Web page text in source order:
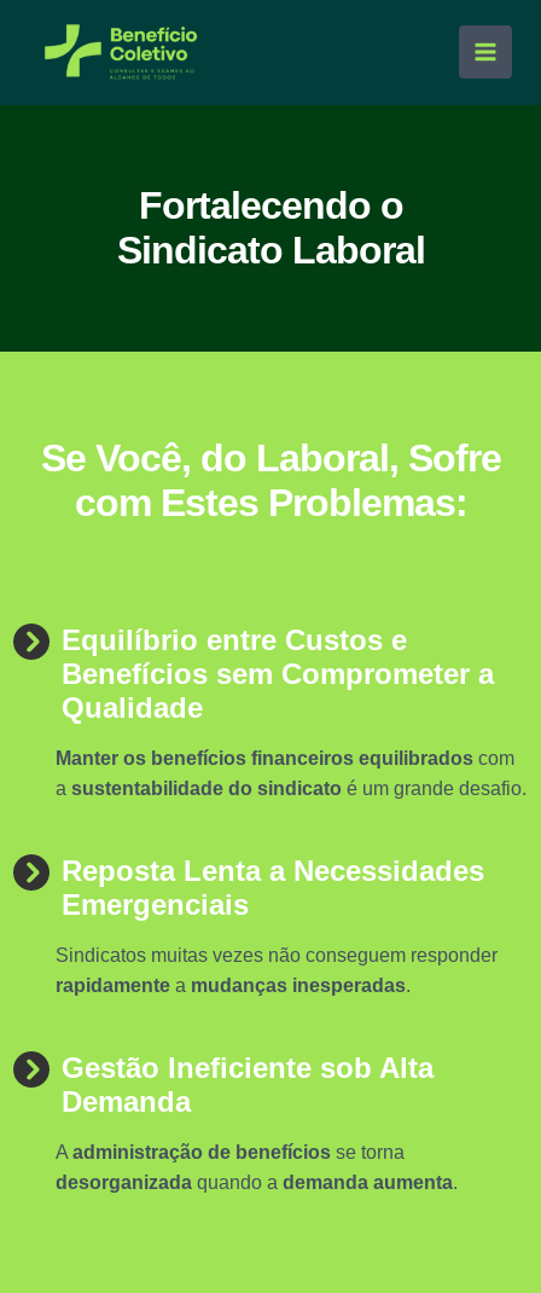
conteúdo
Main
Fortalecendo o
Sindicato Laboral
Se Você, do Laboral, Sofre
com Estes Problemas:
Equilíbrio entre Custos e
Benefícios sem Comprometer a
Qualidade
Manter os benefícios financeiros equilibrados com
a sustentabilidade do sindicato é um grande desafio.
Reposta Lenta a Necessidades
Emergenciais
Sindicatos muitas vezes não conseguem responder
rapidamente a mudanças inesperadas.
Gestão Ineficiente sob Alta
Demanda
A administração de benefícios se torna
desorganizada quando a demanda aumenta.